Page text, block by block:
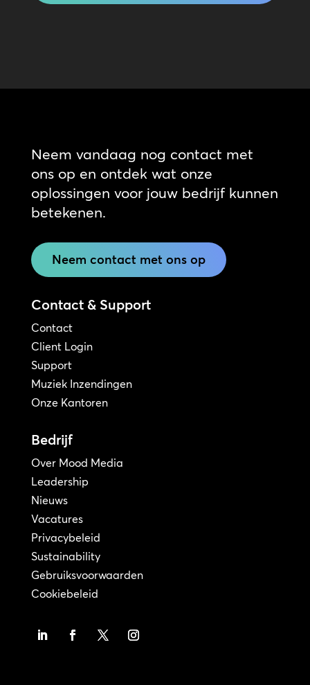
Neem vandaag nog contact met
ons op en ontdek wat onze
oplossingen voor jouw bedrijf kunnen
betekenen.
Neem contact met ons op
Contact & Support
Contact
Client Login
Support
Muziek Inzendingen
Onze Kantoren
Bedrijf
Over Mood Media
Leadership
Nieuws
Vacatures
Privacybeleid
Sustainability
Gebruiksvoorwaarden
Cookiebeleid